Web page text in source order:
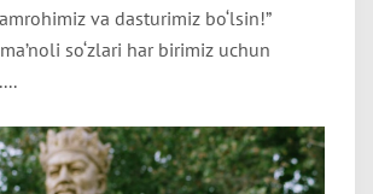
va dasturimiz bo‘lsin!”
so‘zlari har birimiz uchun